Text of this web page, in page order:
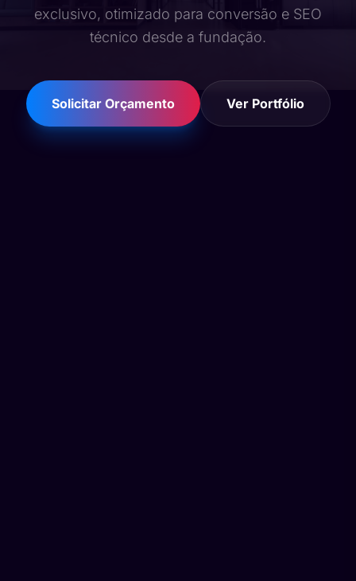
exclusivo, otimizado para conversão e SEO
técnico desde a fundação.
Solicitar Orçamento Ver Portfólio